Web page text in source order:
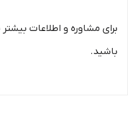
برای مشاوره و اطلاعات بیشتر
باشید.